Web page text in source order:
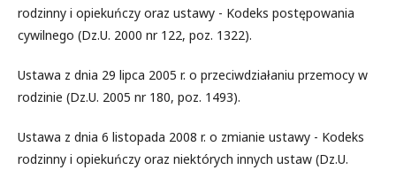
rodzinny i opiekuńczy oraz ustawy - Kodeks postępowania
cywilnego (Dz.U. 2000 nr 122, poz. 1322).
Ustawa z dnia 29 lipca 2005 r. o przeciwdziałaniu przemocy w
rodzinie (Dz.U. 2005 nr 180, poz. 1493).
Ustawa z dnia 6 listopada 2008 r. o zmianie ustawy - Kodeks
rodzinny i opiekuńczy oraz niektórych innych ustaw (Dz.U.